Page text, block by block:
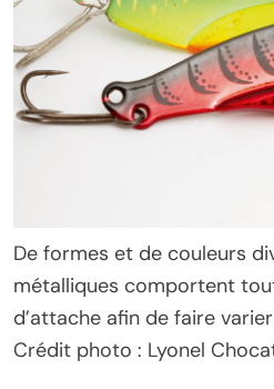
De formes et de couleurs
métalliques comportent
d’attache afin de faire
Crédit photo : Lyonel